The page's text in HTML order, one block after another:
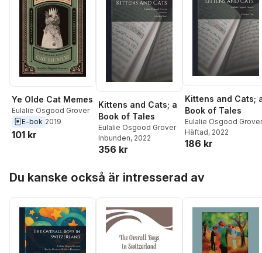
Ye Olde Cat Memes
Eulalie Osgood Grover
E-bok 2019
101 kr
Kittens and Cats; a
Book of Tales
Eulalie Osgood Grover
Inbunden, 2022
356 kr
Kittens and Cats;
Book of Tales
Eulalie Osgood Grover
Häftad, 2022
186 kr
Du kanske också är intresserad av